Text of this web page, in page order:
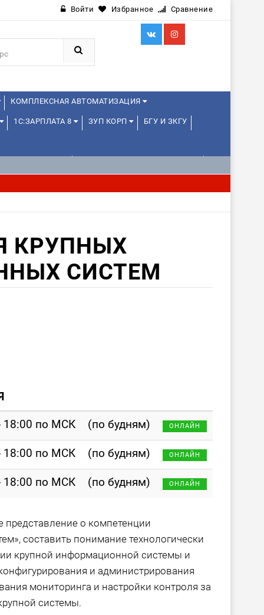
Войти Избранное Сравнение
КОМПЛЕКСНАЯ АВТОМАТИЗАЦИЯ
1С:ЗАРПЛАТА 8 ЗУП КОРП БГУ И ЗКГУ
КРУПНЫХ
СИСТЕМ
18:00 по МСК (по будням) ОНЛАЙН
18:00 по МСК (по будням) ОНЛАЙН
18:00 по МСК (по будням) ОНЛАЙН
о компетенции
составить понимание технологически
крупной информационной системы и
и администрирования
мониторинга и настройки контроля за
системы.